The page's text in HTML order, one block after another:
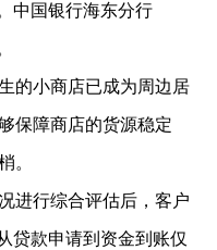
中国银行海东分行
的小商店已成为周边居
保障商店的货源稳定
。
进行综合评估后，客户
贷款申请到资金到账仅